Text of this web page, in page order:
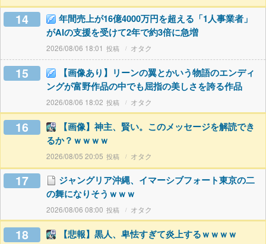
14
年間売上が16億4000万円を超える「1人事業者」
がAIの支援を受けて2年で約3倍に急増
2026/08/06 18:01 オタク
15
【画像あり】リーンの翼とかいう物語のエンディ
ングが富野作品の中でも屈指の美しさを誇る作品
2026/08/06 18:02 オタク
16
【画像】神主、賢い。このメッセージを解読でき
るか？ｗｗｗｗ
2026/08/05 20:05 オタク
17
ジャングリア沖縄、イマーシブフォート東京の二
の舞になりそうｗｗｗ
2026/08/06 08:00 オタク
18 【悲報】黒人、卑怯すぎて炎上するｗｗｗｗ